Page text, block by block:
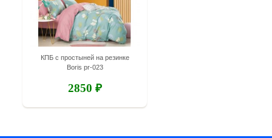
КПБ с простыней на резинке
Boris pr-023
2850 ₽